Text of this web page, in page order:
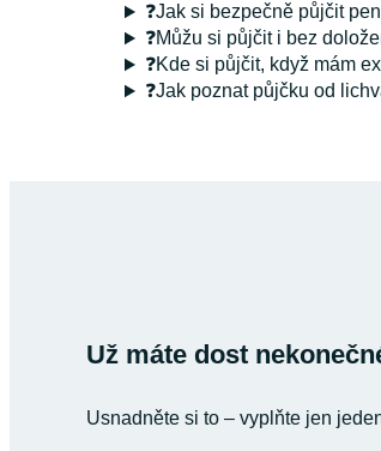
❓Jak si bezpečně půjčit
❓Můžu si půjčit i bez
❓Kde si půjčit, když mám
❓Jak poznat půjčku od
Už máte dost
Usnadněte si to – vyplňte jen